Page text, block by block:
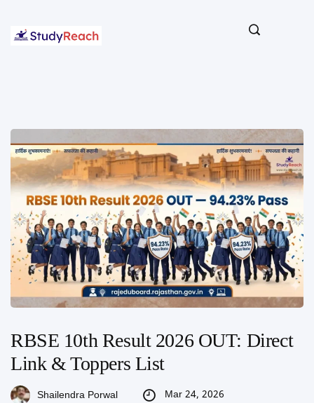
RBSE 10th Result 2026 OUT: Direct
Link & Toppers List
Shailendra Porwal Mar 24, 2026